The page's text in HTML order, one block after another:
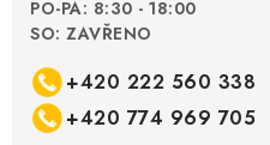
PO-PÁ: 8:30 - 18:00
SO: ZAVŘENO
+420 222 560 338
+420 774 969 705